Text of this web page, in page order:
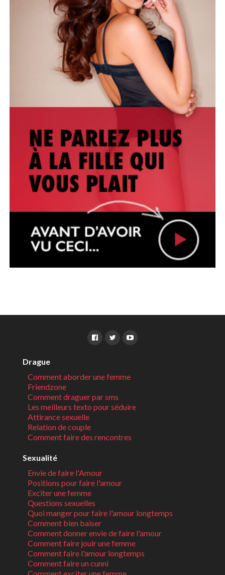
Drague
Comment aborder une femme
Friendzone
Comment draguer par sms
Les meilleurs texto pour séduire
Attirance sexuelle
Relation de couple
Comment faire des rencontres
Sexualité
Envie de faire l'Amour
Positions pour faire l'amour
Exciter une femme
Questions sexuelles
Quoi manger pour faire l'amour longtemps
Comment bien baiser
Comment donner envie de faire l'amour
Comment faire jouir une femme
Comment faire l'amour longtemps
Comment faire un cunni
Comment exciter une femme